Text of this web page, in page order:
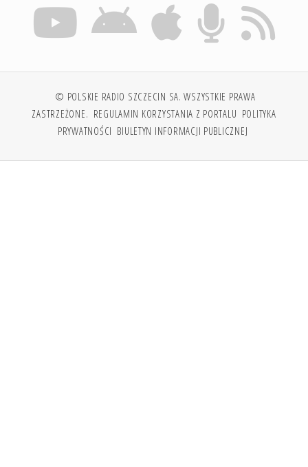
© POLSKIE RADIO SZCZECIN SA. WSZYSTKIE PRAWA
ZASTRZEŻONE. REGULAMIN KORZYSTANIA Z PORTALU POLITYKA
PRYWATNOŚCI BIULETYN INFORMACJI PUBLICZNEJ